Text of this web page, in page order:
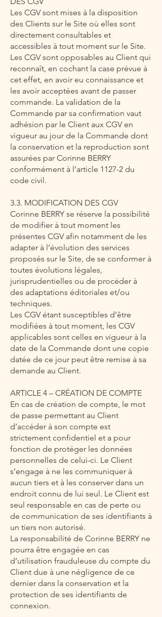
Les CGV sont mises à la disposition
des Clients sur le Site où elles sont
directement consultables et
accessibles à tout moment sur le Site.
Les CGV sont opposables au Client qui
reconnaît, en cochant la case prévue à
cet effet, en avoir eu connaissance et
les avoir acceptées avant de passer
commande. La validation de la
Commande par sa confirmation vaut
adhésion par le Client aux CGV en
vigueur au jour de la Commande dont
la conservation et la reproduction sont
assurées par Corinne BERRY
conformément à l’article 1127-2 du
code civil.
3.3. MODIFICATION DES CGV
Corinne BERRY se réserve la possibilité
de modifier à tout moment les
présentes CGV afin notamment de les
adapter à l’évolution des services
proposés sur le Site, de se conformer à
toutes évolutions légales,
jurisprudentielles ou de procéder à
des adaptations éditoriales et/ou
techniques.
Les CGV étant susceptibles d’être
modifiées à tout moment, les CGV
applicables sont celles en vigueur à la
date de la Commande dont une copie
datée de ce jour peut être remise à sa
demande au Client.
ARTICLE 4 – CRÉATION DE COMPTE
En cas de création de compte, le mot
de passe permettant au Client
d’accéder à son compte est
strictement confidentiel et a pour
fonction de protéger les données
personnelles de celui-ci. Le Client
s’engage à ne les communiquer à
aucun tiers et à les conserver dans un
endroit connu de lui seul. Le Client est
seul responsable en cas de perte ou
de communication de ses identifiants à
un tiers non autorisé.
La responsabilité de Corinne BERRY ne
pourra être engagée en cas
d’utilisation frauduleuse du compte du
Client due à une négligence de ce
dernier dans la conservation et la
protection de ses identifiants de
connexion.